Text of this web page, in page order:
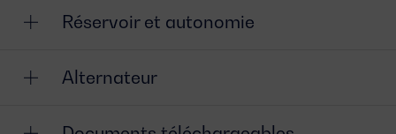
Réservoir et autonomie
Alternateur